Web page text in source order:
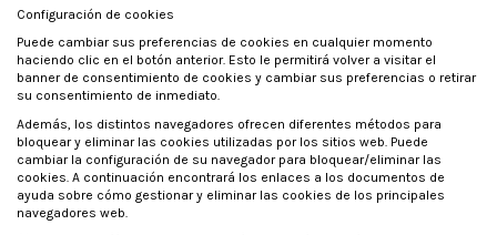
Configuración de cookies
Puede cambiar sus preferencias de cookies en cualquier momento
haciendo clic en el botón anterior. Esto le permitirá volver a visitar el
banner de consentimiento de cookies y cambiar sus preferencias o retirar
su consentimiento de inmediato.
Además, los distintos navegadores ofrecen diferentes métodos para
bloquear y eliminar las cookies utilizadas por los sitios web. Puede
cambiar la configuración de su navegador para bloquear/eliminar las
cookies. A continuación encontrará los enlaces a los documentos de
ayuda sobre cómo gestionar y eliminar las cookies de los principales
navegadores web.